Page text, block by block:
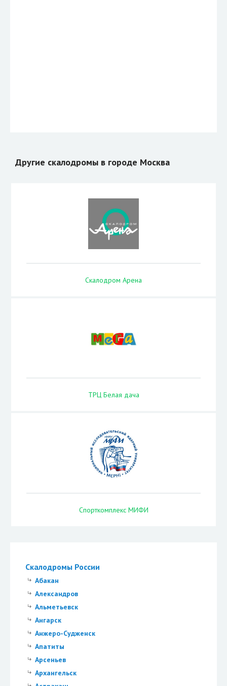
Скалодромы России
Абакан
Александров
Альметьевск
Ангарск
Анжеро-Судженск
Апатиты
Арсеньев
Архангельск
Другие скалодромы в городе Москва
Скалодром Арена
ТРЦ Белая дача
Спорткомплекс МИФИ